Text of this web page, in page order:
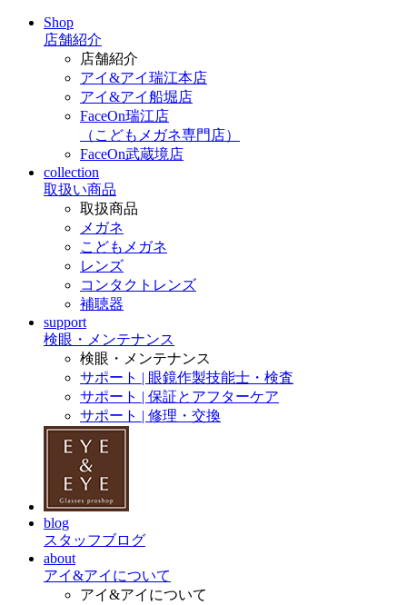
Shop
店舗紹介
店舗紹介
アイ&アイ瑞江本店
アイ&アイ船堀店
FaceOn瑞江店
（こどもメガネ専門店）
FaceOn武蔵境店
collection
取扱い商品
取扱商品
メガネ
こどもメガネ
レンズ
コンタクトレンズ
補聴器
support
検眼・メンテナンス
検眼・メンテナンス
サポート | 眼鏡作製技能士・検査
サポート | 保証とアフターケア
サポート | 修理・交換
blog
スタッフブログ
about
アイ&アイについて
アイ&アイについて